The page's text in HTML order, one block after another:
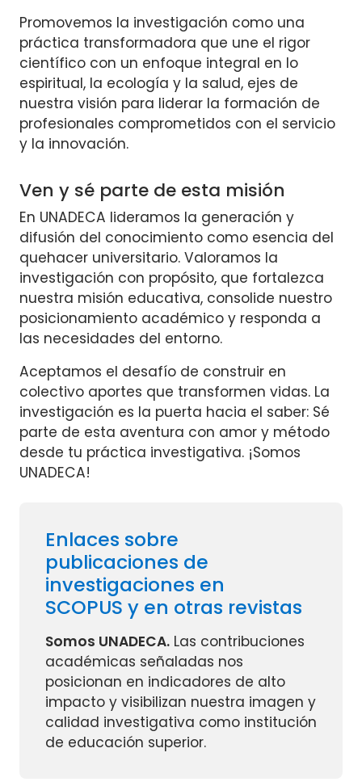
Promovemos la investigación como una
práctica transformadora que une el rigor
científico con un enfoque integral en lo
espiritual, la ecología y la salud, ejes de
nuestra visión para liderar la formación de
profesionales comprometidos con el servicio
y la innovación.
Ven y sé parte de esta misión
En UNADECA lideramos la generación y
difusión del conocimiento como esencia del
quehacer universitario. Valoramos la
investigación con propósito, que fortalezca
nuestra misión educativa, consolide nuestro
posicionamiento académico y responda a
las necesidades del entorno.
Aceptamos el desafío de construir en
colectivo aportes que transformen vidas. La
investigación es la puerta hacia el saber: Sé
parte de esta aventura con amor y método
desde tu práctica investigativa. ¡Somos
UNADECA!
Enlaces sobre
publicaciones de
investigaciones en
SCOPUS y en otras revistas
Somos UNADECA. Las contribuciones
académicas señaladas nos
posicionan en indicadores de alto
impacto y visibilizan nuestra imagen y
calidad investigativa como institución
de educación superior.